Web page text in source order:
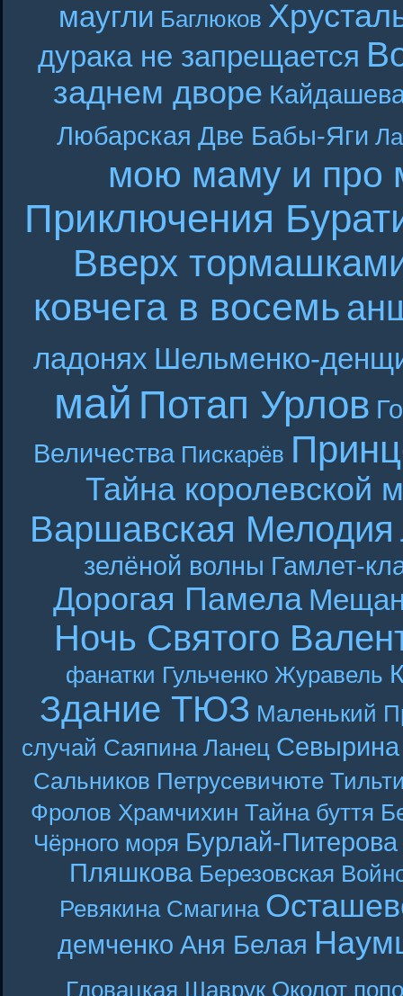
маугли Баглюков
дурака не запрещается
заднем дворе
Любарская Две Бабы-Яги
мою маму и про
Приключения
Вверх
ковчега в восемь
ладонях Шельменко-
май Потап Урлов
Величества Пискарёв
Тайна королевской
Варшавская Мелодия
зелёной волны Гамлет-
Дорогая Памела
Ночь Святого
фанатки Гульченко Журавель
Здание ТЮЗ Маленький
случай Саяпина Ланец Севырина
Сальников Петрусевичюте
Фролов Храмчихин Тайна буття
Чёрного моря Бурлай-Питерова
Пляшкова Березовская
Ревякина Смагина
демченко Аня Белая
Гловацкая Шаврук Околот